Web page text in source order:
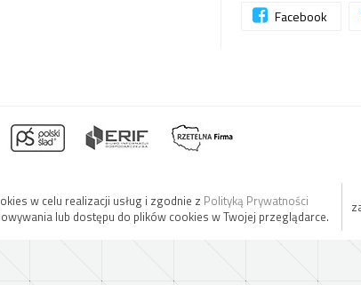
Facebook
w celu realizacji usług i zgodnie z Polityką Prywatności
lub dostępu do plików cookies w Twojej przeglądarce.